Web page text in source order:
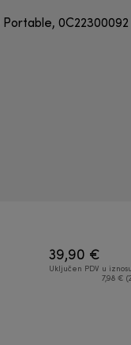
39,90 €
Uključen PDV u
7,98 €